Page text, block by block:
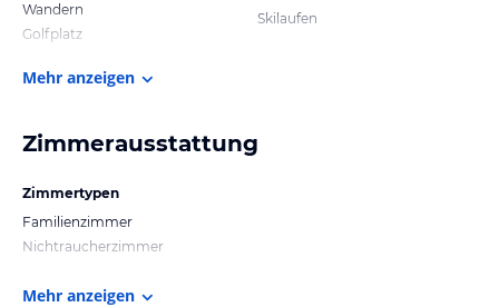
Wandern
Golfplatz
Skilaufen
Mehr anzeigen
Zimmerausstattung
Zimmertypen
Familienzimmer
Nichtraucherzimmer
Mehr anzeigen